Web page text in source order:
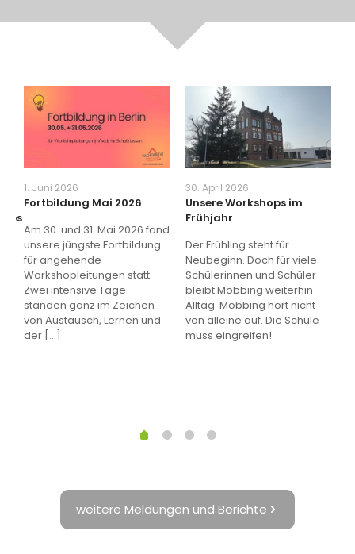
1. Juni 2026
Fortbildung Mai 2026
Am 30. und 31. Mai 2026 fand
unsere jüngste Fortbildung
für angehende
Workshopleitungen statt.
Zwei intensive Tage
standen ganz im Zeichen
von Austausch, Lernen und
der […]
30. April 2026
Unsere Workshops im
Frühjahr
Der Frühling steht für
Neubeginn. Doch für viele
Schülerinnen und Schüler
bleibt Mobbing weiterhin
Alltag. Mobbing hört nicht
von alleine auf. Die Schule
muss eingreifen!
weitere Meldungen und Berichte